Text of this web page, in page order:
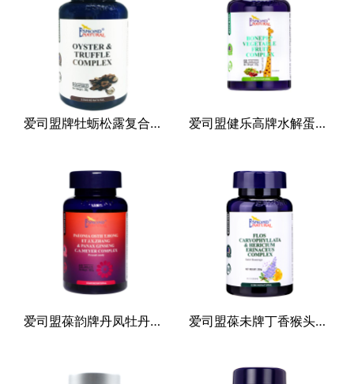
骨骼关节
美容养颜
矿物质
提高免疫力
养眼护眼
其他
爱司盟牌牡蛎松露复合（固体饮料） 爱司盟健乐高牌水解蛋黄蔬果（压片糖果）
爱司盟葆韵牌丹凤牡丹花人参（压片糖果） 爱司盟葆未牌丁香猴头菇复合（固体饮料）